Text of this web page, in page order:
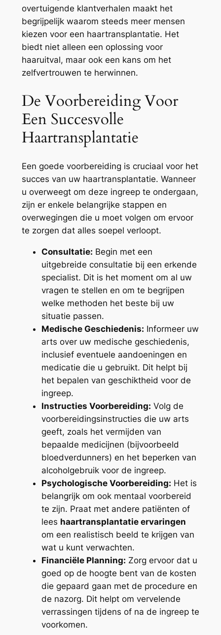
overtuigende klantverhalen maakt het
begrijpelijk waarom steeds meer mensen
kiezen voor een haartransplantatie. Het
biedt niet alleen een oplossing voor
haaruitval, maar ook een kans om het
zelfvertrouwen te herwinnen.
De Voorbereiding Voor
Een Succesvolle
Haartransplantatie
Een goede voorbereiding is cruciaal voor het
succes van uw haartransplantatie. Wanneer
u overweegt om deze ingreep te ondergaan,
zijn er enkele belangrijke stappen en
overwegingen die u moet volgen om ervoor
te zorgen dat alles soepel verloopt.
Consultatie: Begin met een
uitgebreide consultatie bij een erkende
specialist. Dit is het moment om al uw
vragen te stellen en om te begrijpen
welke methoden het beste bij uw
situatie passen.
Medische Geschiedenis: Informeer uw
arts over uw medische geschiedenis,
inclusief eventuele aandoeningen en
medicatie die u gebruikt. Dit helpt bij
het bepalen van geschiktheid voor de
ingreep.
Instructies Voorbereiding: Volg de
voorbereidingsinstructies die uw arts
geeft, zoals het vermijden van
bepaalde medicijnen (bijvoorbeeld
bloedverdunners) en het beperken van
alcoholgebruik voor de ingreep.
Psychologische Voorbereiding: Het is
belangrijk om ook mentaal voorbereid
te zijn. Praat met andere patiënten of
lees haartransplantatie ervaringen
om een realistisch beeld te krijgen van
wat u kunt verwachten.
Financiële Planning: Zorg ervoor dat u
goed op de hoogte bent van de kosten
die gepaard gaan met de procedure en
de nazorg. Dit helpt om vervelende
verrassingen tijdens of na de ingreep te
voorkomen.